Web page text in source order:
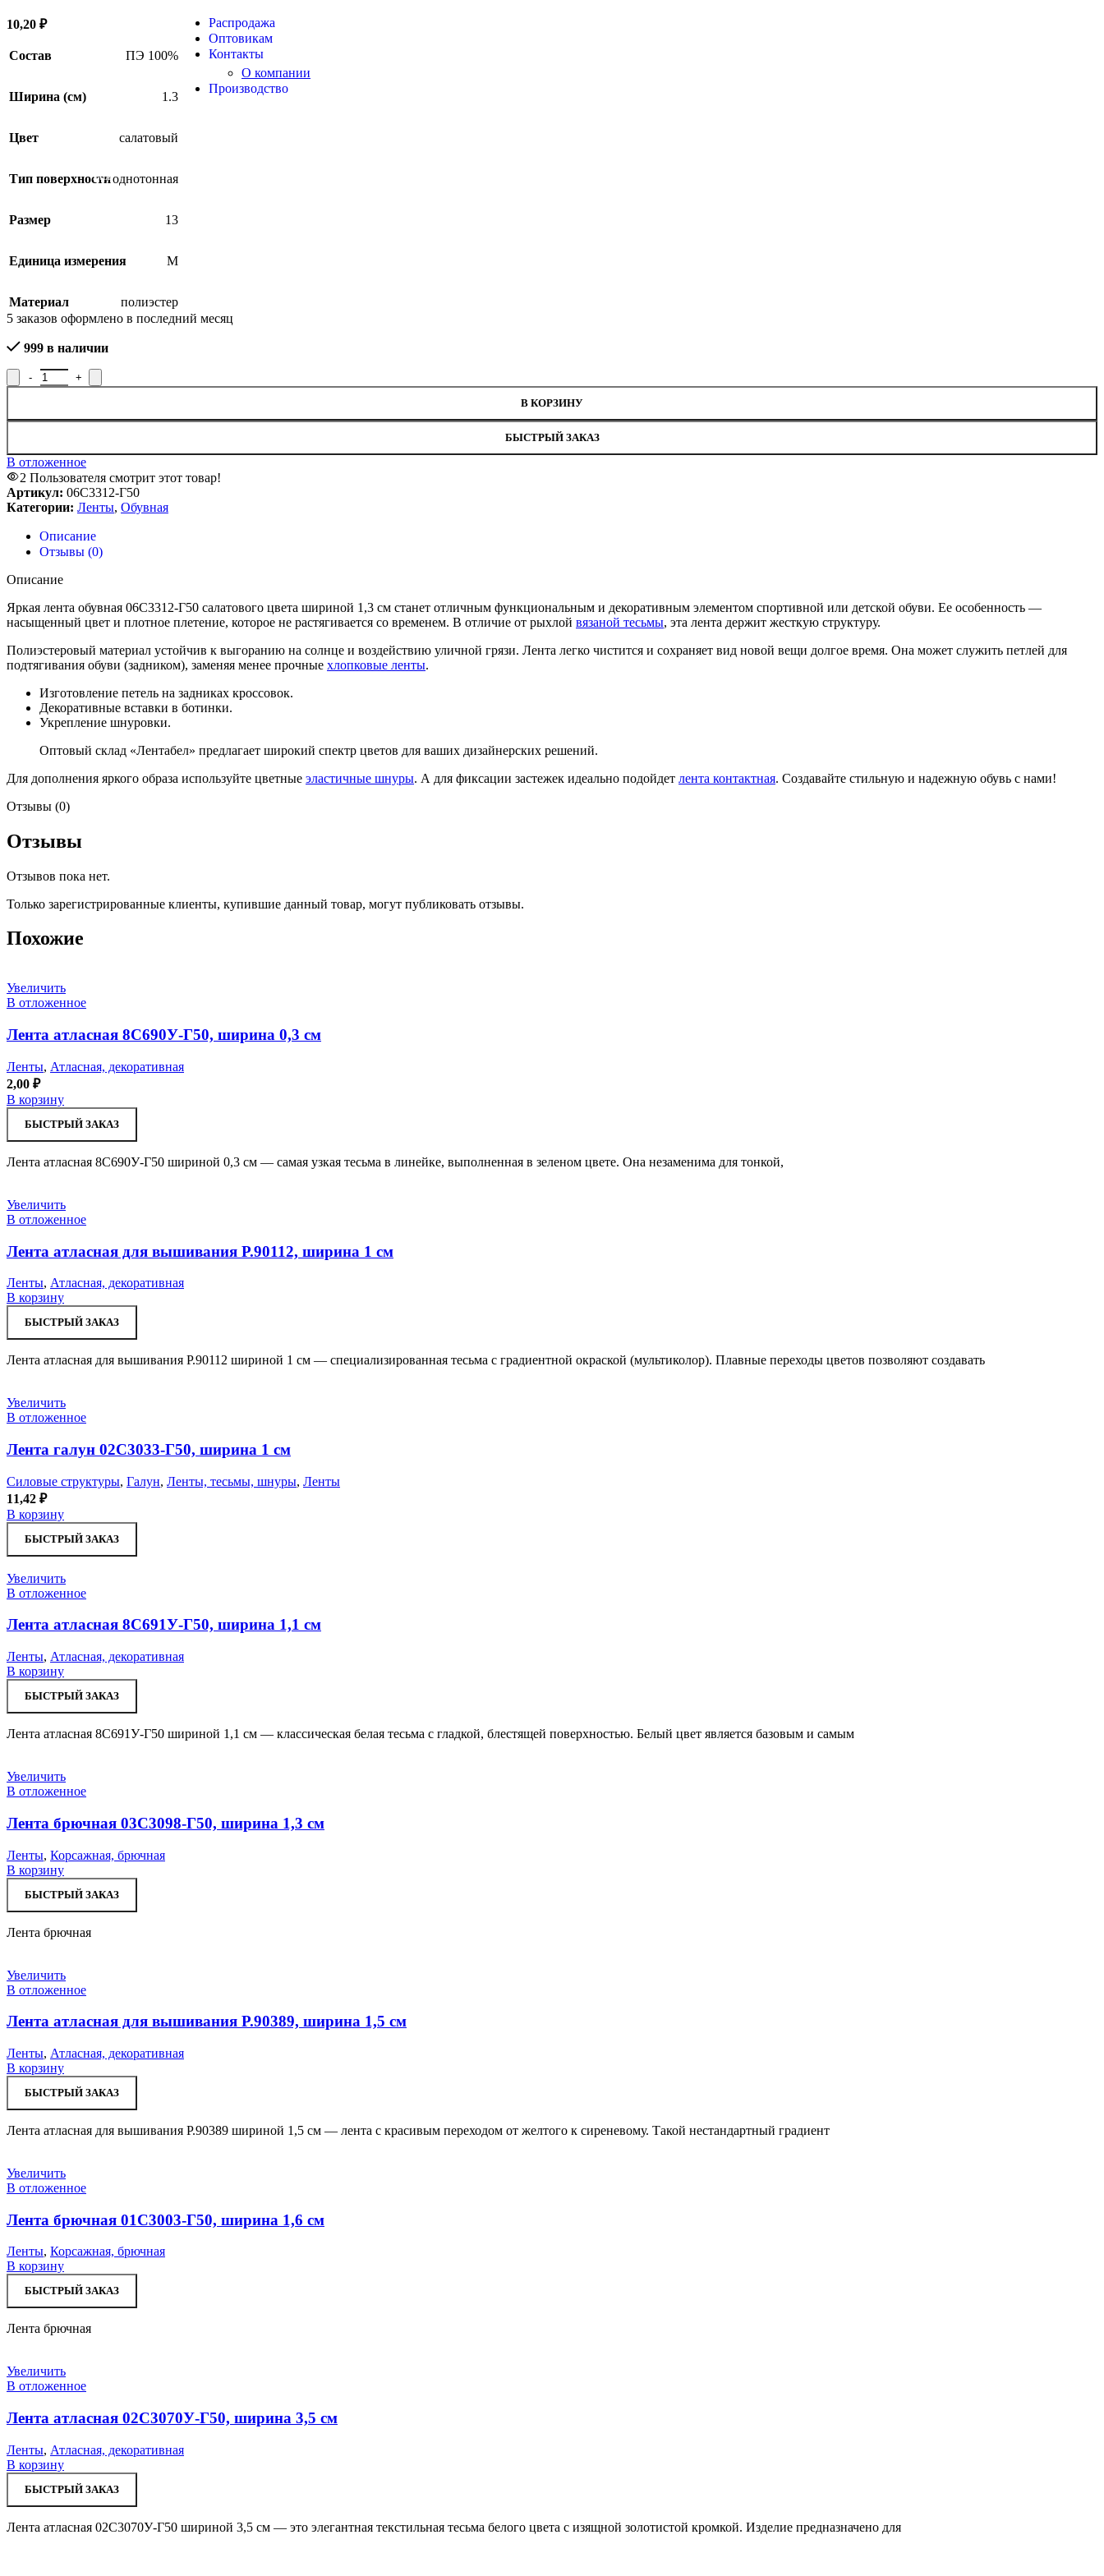
Распродажа
Оптовикам
Контакты
О компании
Производство
10,20 ₽
Состав ПЭ 100%
Ширина (см) 1.3
Цвет салатовый
Тип поверхностиоднотонная
Размер 13
Единица измерения М
Материал
полиэстер
5 заказов оформлено в последний месяц
999 в наличии
В КОРЗИНУ
БЫСТРЫЙ ЗАКАЗ
В отложенное
2 Пользователя смотрит этот товар!
Артикул: 06С3312-Г50
Категории: Ленты, Обувная
Описание
Отзывы (0)
Описание
Яркая лента обувная 06С3312-Г50 салатового цвета шириной 1,3 см станет отличным функциональным и декоративным элементом спортивной или детской обуви. Ее особенность —
насыщенный цвет и плотное плетение, которое не растягивается со временем. В отличие от рыхлой вязаной тесьмы, эта лента держит жесткую структуру.
Полиэстеровый материал устойчив к выгоранию на солнце и воздействию уличной грязи. Лента легко чистится и сохраняет вид новой вещи долгое время. Она может служить петлей для
подтягивания обуви (задником), заменяя менее прочные хлопковые ленты.
Изготовление петель на задниках кроссовок.
Декоративные вставки в ботинки.
Укрепление шнуровки.
Оптовый склад «Лентабел» предлагает широкий спектр цветов для ваших дизайнерских решений.
Для дополнения яркого образа используйте цветные эластичные шнуры. А для фиксации застежек идеально подойдет лента контактная. Создавайте стильную и надежную обувь с нами!
Отзывы (0)
Отзывы
Отзывов пока нет.
Только зарегистрированные клиенты, купившие данный товар, могут публиковать отзывы.
Похожие
Увеличить
В отложенное
Лента атласная 8С690У-Г50, ширина 0,3 см
Ленты, Атласная, декоративная
2,00 ₽
В корзину
БЫСТРЫЙ ЗАКАЗ
Лента атласная 8С690У-Г50 шириной 0,3 см — самая узкая тесьма в линейке, выполненная в зеленом цвете. Она незаменима для тонкой,
Увеличить
В отложенное
Лента атласная для вышивания Р.90112, ширина 1 см
Ленты, Атласная, декоративная
В корзину
БЫСТРЫЙ ЗАКАЗ
Лента атласная для вышивания Р.90112 шириной 1 см — специализированная тесьма с градиентной окраской (мультиколор). Плавные переходы цветов позволяют создавать
Увеличить
В отложенное
Лента галун 02С3033-Г50, ширина 1 см
Силовые структуры, Галун, Ленты, тесьмы, шнуры, Ленты
11,42 ₽
В корзину
БЫСТРЫЙ ЗАКАЗ
Увеличить
В отложенное
Лента атласная 8С691У-Г50, ширина 1,1 см
Ленты, Атласная, декоративная
В корзину
БЫСТРЫЙ ЗАКАЗ
Лента атласная 8С691У-Г50 шириной 1,1 см — классическая белая тесьма с гладкой, блестящей поверхностью. Белый цвет является базовым и самым
Увеличить
В отложенное
Лента брючная 03С3098-Г50, ширина 1,3 см
Ленты, Корсажная, брючная
В корзину
БЫСТРЫЙ ЗАКАЗ
Лента брючная
Увеличить
В отложенное
Лента атласная для вышивания Р.90389, ширина 1,5 см
Ленты, Атласная, декоративная
В корзину
БЫСТРЫЙ ЗАКАЗ
Лента атласная для вышивания Р.90389 шириной 1,5 см — лента с красивым переходом от желтого к сиреневому. Такой нестандартный градиент
Увеличить
В отложенное
Лента брючная 01С3003-Г50, ширина 1,6 см
Ленты, Корсажная, брючная
В корзину
БЫСТРЫЙ ЗАКАЗ
Лента брючная
Увеличить
В отложенное
Лента атласная 02С3070У-Г50, ширина 3,5 см
Ленты, Атласная, декоративная
В корзину
БЫСТРЫЙ ЗАКАЗ
Лента атласная 02С3070У-Г50 шириной 3,5 см — это элегантная текстильная тесьма белого цвета с изящной золотистой кромкой. Изделие предназначено для
SALE